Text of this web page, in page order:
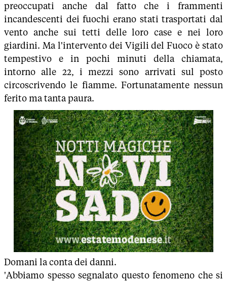
preoccupati anche dal fatto che i frammenti
incandescenti dei fuochi erano stati trasportati dal
vento anche sui tetti delle loro case e nei loro
giardini. Ma l'intervento dei Vigili del Fuoco è stato
tempestivo e in pochi minuti della chiamata,
intorno alle 22, i mezzi sono arrivati sul posto
circoscrivendo le fiamme. Fortunatamente nessun
ferito ma tanta paura.
Domani la conta dei danni.
'Abbiamo spesso segnalato questo fenomeno che si